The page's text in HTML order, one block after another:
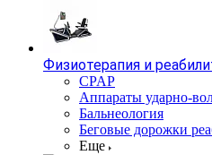
Физиотерапия и
CPAP
Аппараты ударно-
Бальнеология
Беговые дорожки
Еще